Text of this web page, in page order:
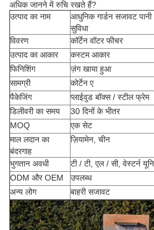
अधिक जानने में रुचि रखते हैं?
उत्पाद का नाम
आधुनिक गार्डन सजावट
सुविधा
विवरण
कॉर्टेन वॉटर फीचर
उत्पाद का आकार
कस्टम आकार
फिनिशिंग
ज़ंग खाया हुआ
सामग्री
कोर्टेन ए
पैकेजिंग
प्लाईवुड बॉक्स / स्टील फ्रेम
डिलीवरी का समय
30 दिनों के भीतर
MOQ
एक सेट
माल लदान का
बंदरगाह
ज़ियामेन, चीन
भुगतान अवधी
टी / टी, एल / सी, वेस्टर्न
ODM और OEM
उपलब्ध
अन्य लोग
बाहरी सजावट